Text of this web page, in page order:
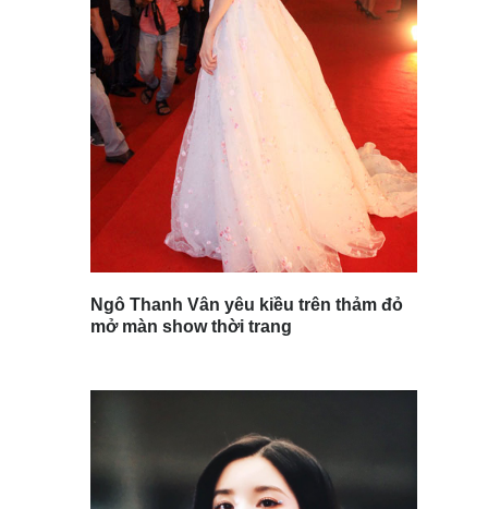
Ngô Thanh Vân yêu kiều trên thảm đỏ
mở màn show thời trang